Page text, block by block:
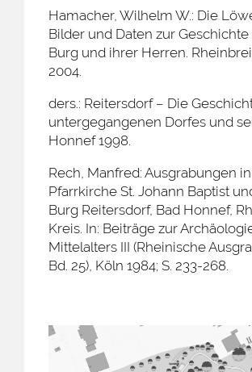
Hamacher, Wilhelm W.: Die
Bilder und Daten zur
Burg und ihrer Herren.
2004.
ders.: Reitersdorf – Die
untergegangenen Dorfes und
Honnef 1998.
Rech, Manfred: Ausgrabungen
Pfarrkirche St. Johann Baptist
Burg Reitersdorf, Bad Honnef,
Kreis. In: Beiträge zur
Mittelalters III (Rheinische
Bd. 25), Köln 1984; S. 233-268.